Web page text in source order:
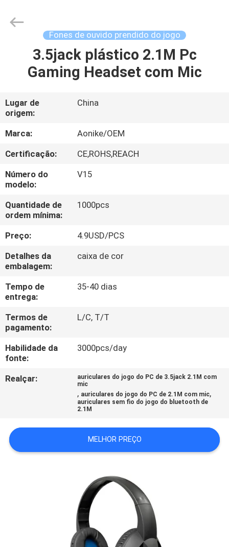
CASA
SOBRE
NÓS
EXCURSÃO
DA
FÁBRICA
CONTROLE
DA
QUALIDADE
CONTACTE-
NOS
PEÇA
UMAS
CITAÇÕES
DO
SITE
Shengpai
Electronics
Fones de ouvido prendido do jogo
3.5jack plástico 2.1M Pc
Gaming Headset com Mic
Lugar de
origem:
China
Marca:
Aonike/OEM
Certificação:
CE,ROHS,REACH
Número do
modelo:
V15
Quantidade de
ordem mínima:
1000pcs
Preço:
4.9USD/PCS
Detalhes da
embalagem:
caixa de cor
Tempo de
entrega:
35-40 dias
Termos de
pagamento:
L/C, T/T
Habilidade da
fonte:
3000pcs/day
Realçar:
auriculares do jogo do PC de 3.5jack 2.1M com
mic
, auriculares do jogo do PC de 2.1M com mic,
auriculares sem fio do jogo do bluetooth de
2.1M
MELHOR PREÇO